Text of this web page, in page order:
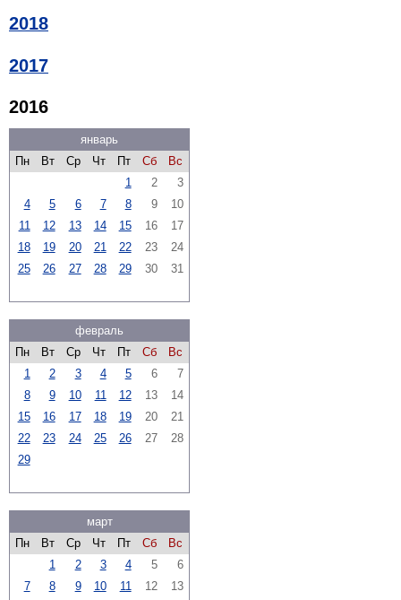
2018
2017
2016
январь
Пн
Вт Ср Чт Пт Сб
Вс
1
2
3
4
5 6 7 8 9
10
11
12 13 14 15 16
17
18
19 20 21 22 23
24
25
26 27 28 29 30 31
февраль
Пн
Вт Ср Чт Пт Сб
Вс
1
2 3 4 5 6
7
8
9 10 11 12 13
14
15
16 17 18 19 20
21
22
23 24 25 26 27
28
29
март
Пн
Вт Ср Чт Пт Сб
Вс
1
2 3 4 5
6
7
8 9 10 11 12
13